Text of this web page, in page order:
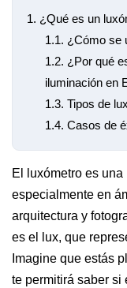
1. ¿Qué es un
1.1. ¿Cómo se
1.2. ¿Por qué
iluminación en
1.3. Tipos de
1.4. Casos de
El luxómetro es
especialmente en
arquitectura y
es el lux, que
Imagine que estás
te permitirá saber si